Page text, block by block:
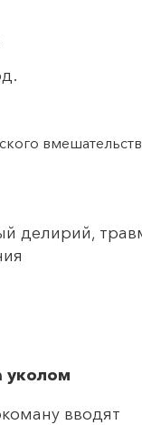
делирий,
уколом
вводят